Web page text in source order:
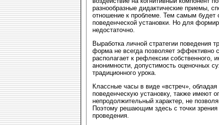
разнообразные дидактические приемы,
отношение к проблеме. Тем самым будет
поведенческой установки. Но для
недостаточно.
Выработка личной стратегии поведения
форма не всегда позволяет эффективно
располагает к рефлексии собственного,
анонимности, допустимость оценочных
традиционного урока.
Классные часы в виде «встреч», обладая
поведенческую установку, также имеют
непродолжительный характер, не
Поэтому решающим здесь с точки
проведения.